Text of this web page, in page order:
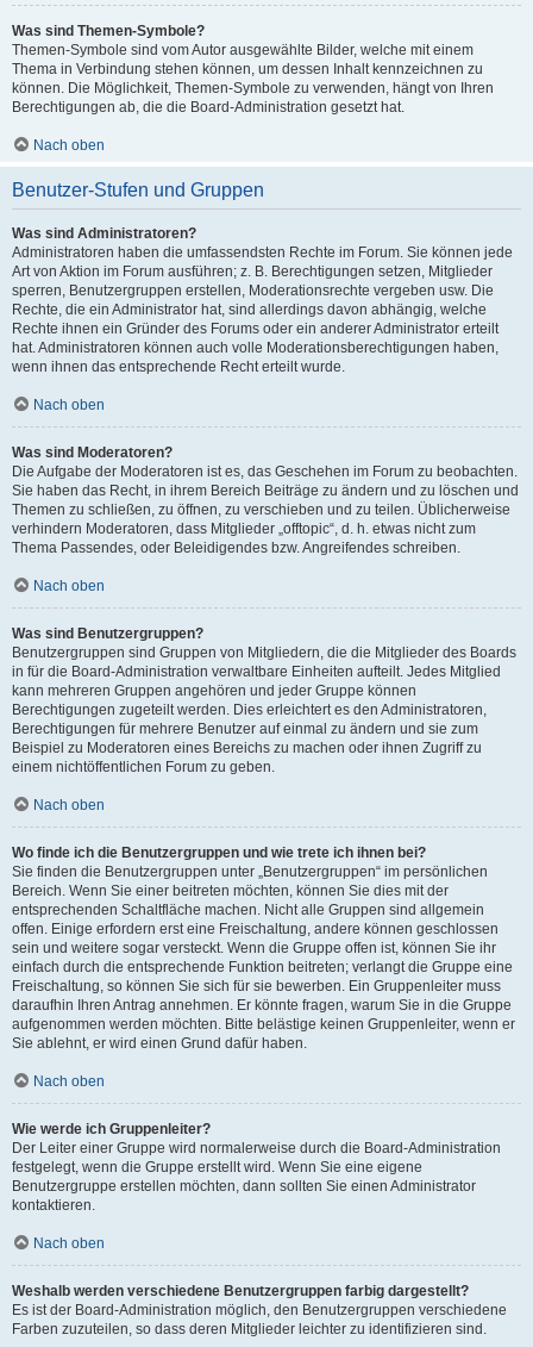
Was sind Themen-Symbole?
Themen-Symbole sind vom Autor ausgewählte Bilder, welche mit einem
Thema in Verbindung stehen können, um dessen Inhalt kennzeichnen zu
können. Die Möglichkeit, Themen-Symbole zu verwenden, hängt von Ihren
Berechtigungen ab, die die Board-Administration gesetzt hat.
Nach oben
Benutzer-Stufen und Gruppen
Was sind Administratoren?
Administratoren haben die umfassendsten Rechte im Forum. Sie können jede
Art von Aktion im Forum ausführen; z. B. Berechtigungen setzen, Mitglieder
sperren, Benutzergruppen erstellen, Moderationsrechte vergeben usw. Die
Rechte, die ein Administrator hat, sind allerdings davon abhängig, welche
Rechte ihnen ein Gründer des Forums oder ein anderer Administrator erteilt
hat. Administratoren können auch volle Moderationsberechtigungen haben,
wenn ihnen das entsprechende Recht erteilt wurde.
Nach oben
Was sind Moderatoren?
Die Aufgabe der Moderatoren ist es, das Geschehen im Forum zu beobachten.
Sie haben das Recht, in ihrem Bereich Beiträge zu ändern und zu löschen und
Themen zu schließen, zu öffnen, zu verschieben und zu teilen. Üblicherweise
verhindern Moderatoren, dass Mitglieder „offtopic“, d. h. etwas nicht zum
Thema Passendes, oder Beleidigendes bzw. Angreifendes schreiben.
Nach oben
Was sind Benutzergruppen?
Benutzergruppen sind Gruppen von Mitgliedern, die die Mitglieder des Boards
in für die Board-Administration verwaltbare Einheiten aufteilt. Jedes Mitglied
kann mehreren Gruppen angehören und jeder Gruppe können
Berechtigungen zugeteilt werden. Dies erleichtert es den Administratoren,
Berechtigungen für mehrere Benutzer auf einmal zu ändern und sie zum
Beispiel zu Moderatoren eines Bereichs zu machen oder ihnen Zugriff zu
einem nichtöffentlichen Forum zu geben.
Nach oben
Wo finde ich die Benutzergruppen und wie trete ich ihnen bei?
Sie finden die Benutzergruppen unter „Benutzergruppen“ im persönlichen
Bereich. Wenn Sie einer beitreten möchten, können Sie dies mit der
entsprechenden Schaltfläche machen. Nicht alle Gruppen sind allgemein
offen. Einige erfordern erst eine Freischaltung, andere können geschlossen
sein und weitere sogar versteckt. Wenn die Gruppe offen ist, können Sie ihr
einfach durch die entsprechende Funktion beitreten; verlangt die Gruppe eine
Freischaltung, so können Sie sich für sie bewerben. Ein Gruppenleiter muss
daraufhin Ihren Antrag annehmen. Er könnte fragen, warum Sie in die Gruppe
aufgenommen werden möchten. Bitte belästige keinen Gruppenleiter, wenn er
Sie ablehnt, er wird einen Grund dafür haben.
Nach oben
Wie werde ich Gruppenleiter?
Der Leiter einer Gruppe wird normalerweise durch die Board-Administration
festgelegt, wenn die Gruppe erstellt wird. Wenn Sie eine eigene
Benutzergruppe erstellen möchten, dann sollten Sie einen Administrator
kontaktieren.
Nach oben
Weshalb werden verschiedene Benutzergruppen farbig dargestellt?
Es ist der Board-Administration möglich, den Benutzergruppen verschiedene
Farben zuzuteilen, so dass deren Mitglieder leichter zu identifizieren sind.